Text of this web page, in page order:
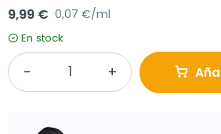
9,99 € 0,07 €/ml
En stock